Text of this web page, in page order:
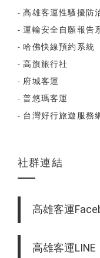
- 高雄客運性騷擾防
- 運輸安全自願報告
- 哈佛快線預約系統
- 高旗旅行社
- 府城客運
- 普悠瑪客運
- 台灣好行旅遊服務
社群連結
高雄客運
高雄客運LINE